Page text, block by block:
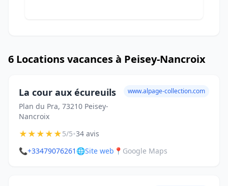
6 Locations vacances à Peisey-Nancroix
La cour aux écureuils
Plan du Pra, 73210 Peisey-
Nancroix
www.alpage-collection.com
★★★★★5/5•34 avis
📞+33479076261 🌐Site web 📍 Google Maps